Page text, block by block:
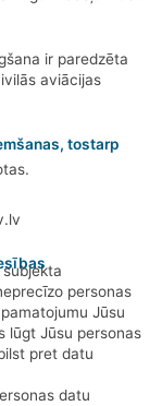
ir paredzēta
aviācijas
tostarp
personas
Jūsu
lūgt Jūsu personas
pret datu
datu